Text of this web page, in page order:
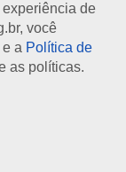
de
você
e a Política de
as políticas.